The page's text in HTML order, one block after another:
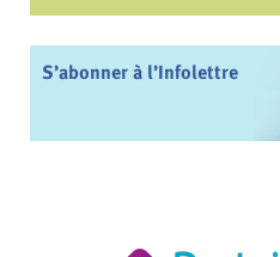
S’abonner à l’Infolettre